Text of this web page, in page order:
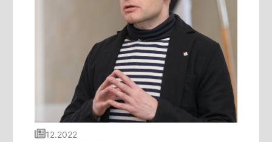
12.2022